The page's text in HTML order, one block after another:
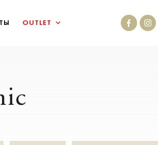
OUTLET